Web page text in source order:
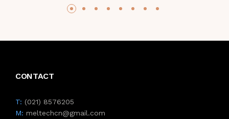
CONTACT
T: (021) 8576205
M: meltechcn@gmail.com